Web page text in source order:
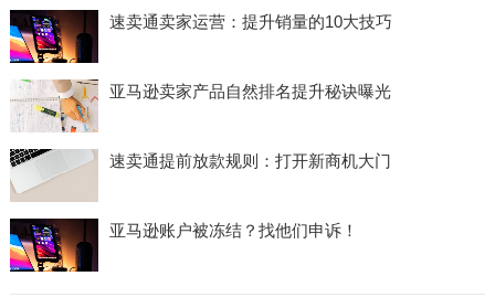
速卖通卖家运营：提升销量的10大技巧
亚马逊卖家产品自然排名提升秘诀曝光
速卖通提前放款规则：打开新商机大门
亚马逊账户被冻结？找他们申诉！